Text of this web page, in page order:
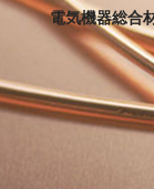
電気機器総合